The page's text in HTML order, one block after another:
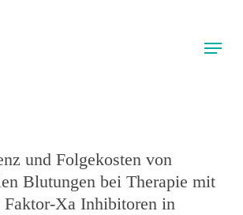
Menu
und Folgekosten von
Blutungen bei Therapie mit
Faktor-Xa Inhibitoren in